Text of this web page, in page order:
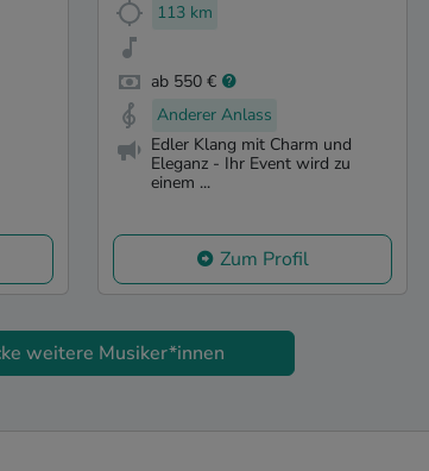
113 km
ab 550 €
Anderer Anlass
Edler Klang mit Charm und
Eleganz - Ihr Event wird zu
einem ...
Zum Profil
weitere Musiker*innen